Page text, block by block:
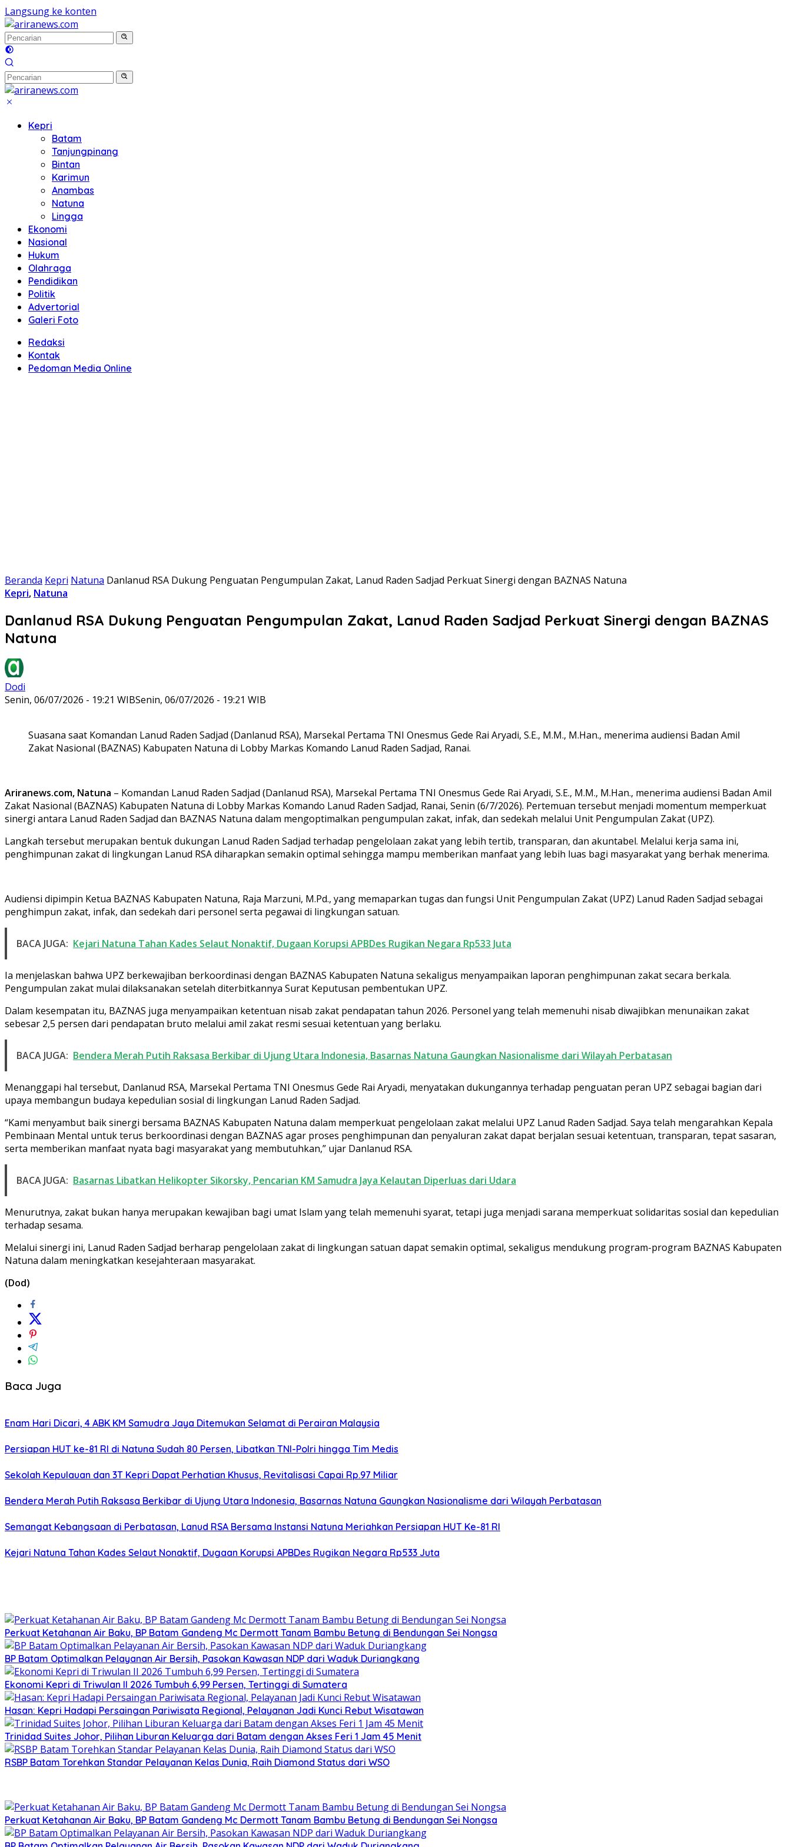
Langsung ke konten
Kepri
Batam
Tanjungpinang
Bintan
Karimun
Anambas
Natuna
Lingga
Ekonomi
Nasional
Hukum
Olahraga
Pendidikan
Politik
Advertorial
Galeri Foto
Redaksi
Kontak
Pedoman Media Online
Beranda Kepri Natuna Danlanud RSA Dukung Penguatan Pengumpulan Zakat, Lanud Raden Sadjad Perkuat Sinergi dengan BAZNAS Natuna
Kepri, Natuna
Danlanud RSA Dukung Penguatan Pengumpulan Zakat, Lanud Raden Sadjad Perkuat Sinergi dengan BAZNAS
Natuna
Dodi
Senin, 06/07/2026 - 19:21 WIBSenin, 06/07/2026 - 19:21 WIB
Suasana saat Komandan Lanud Raden Sadjad (Danlanud RSA), Marsekal Pertama TNI Onesmus Gede Rai Aryadi, S.E., M.M., M.Han., menerima audiensi Badan Amil
Zakat Nasional (BAZNAS) Kabupaten Natuna di Lobby Markas Komando Lanud Raden Sadjad, Ranai.
Ariranews.com, Natuna – Komandan Lanud Raden Sadjad (Danlanud RSA), Marsekal Pertama TNI Onesmus Gede Rai Aryadi, S.E., M.M., M.Han., menerima audiensi Badan Amil
Zakat Nasional (BAZNAS) Kabupaten Natuna di Lobby Markas Komando Lanud Raden Sadjad, Ranai, Senin (6/7/2026). Pertemuan tersebut menjadi momentum memperkuat
sinergi antara Lanud Raden Sadjad dan BAZNAS Natuna dalam mengoptimalkan pengumpulan zakat, infak, dan sedekah melalui Unit Pengumpulan Zakat (UPZ).
Langkah tersebut merupakan bentuk dukungan Lanud Raden Sadjad terhadap pengelolaan zakat yang lebih tertib, transparan, dan akuntabel. Melalui kerja sama ini,
penghimpunan zakat di lingkungan Lanud RSA diharapkan semakin optimal sehingga mampu memberikan manfaat yang lebih luas bagi masyarakat yang berhak menerima.
Audiensi dipimpin Ketua BAZNAS Kabupaten Natuna, Raja Marzuni, M.Pd., yang memaparkan tugas dan fungsi Unit Pengumpulan Zakat (UPZ) Lanud Raden Sadjad sebagai
penghimpun zakat, infak, dan sedekah dari personel serta pegawai di lingkungan satuan.
BACA JUGA: Kejari Natuna Tahan Kades Selaut Nonaktif, Dugaan Korupsi APBDes Rugikan Negara Rp533 Juta
Ia menjelaskan bahwa UPZ berkewajiban berkoordinasi dengan BAZNAS Kabupaten Natuna sekaligus menyampaikan laporan penghimpunan zakat secara berkala.
Pengumpulan zakat mulai dilaksanakan setelah diterbitkannya Surat Keputusan pembentukan UPZ.
Dalam kesempatan itu, BAZNAS juga menyampaikan ketentuan nisab zakat pendapatan tahun 2026. Personel yang telah memenuhi nisab diwajibkan menunaikan zakat
sebesar 2,5 persen dari pendapatan bruto melalui amil zakat resmi sesuai ketentuan yang berlaku.
BACA JUGA: Bendera Merah Putih Raksasa Berkibar di Ujung Utara Indonesia, Basarnas Natuna Gaungkan Nasionalisme dari Wilayah Perbatasan
Menanggapi hal tersebut, Danlanud RSA, Marsekal Pertama TNI Onesmus Gede Rai Aryadi, menyatakan dukungannya terhadap penguatan peran UPZ sebagai bagian dari
upaya membangun budaya kepedulian sosial di lingkungan Lanud Raden Sadjad.
“Kami menyambut baik sinergi bersama BAZNAS Kabupaten Natuna dalam memperkuat pengelolaan zakat melalui UPZ Lanud Raden Sadjad. Saya telah mengarahkan Kepala
Pembinaan Mental untuk terus berkoordinasi dengan BAZNAS agar proses penghimpunan dan penyaluran zakat dapat berjalan sesuai ketentuan, transparan, tepat sasaran,
serta memberikan manfaat nyata bagi masyarakat yang membutuhkan,” ujar Danlanud RSA.
BACA JUGA: Basarnas Libatkan Helikopter Sikorsky, Pencarian KM Samudra Jaya Kelautan Diperluas dari Udara
Menurutnya, zakat bukan hanya merupakan kewajiban bagi umat Islam yang telah memenuhi syarat, tetapi juga menjadi sarana memperkuat solidaritas sosial dan kepedulian
terhadap sesama.
Melalui sinergi ini, Lanud Raden Sadjad berharap pengelolaan zakat di lingkungan satuan dapat semakin optimal, sekaligus mendukung program-program BAZNAS Kabupaten
Natuna dalam meningkatkan kesejahteraan masyarakat.
(Dod)
Baca Juga
Enam Hari Dicari, 4 ABK KM Samudra Jaya Ditemukan Selamat di Perairan Malaysia
Persiapan HUT ke-81 RI di Natuna Sudah 80 Persen, Libatkan TNI-Polri hingga Tim Medis
Sekolah Kepulauan dan 3T Kepri Dapat Perhatian Khusus, Revitalisasi Capai Rp.97 Miliar
Bendera Merah Putih Raksasa Berkibar di Ujung Utara Indonesia, Basarnas Natuna Gaungkan Nasionalisme dari Wilayah Perbatasan
Semangat Kebangsaan di Perbatasan, Lanud RSA Bersama Instansi Natuna Meriahkan Persiapan HUT Ke-81 RI
Kejari Natuna Tahan Kades Selaut Nonaktif, Dugaan Korupsi APBDes Rugikan Negara Rp533 Juta
Perkuat Ketahanan Air Baku, BP Batam Gandeng Mc Dermott Tanam Bambu Betung di Bendungan Sei Nongsa
BP Batam Optimalkan Pelayanan Air Bersih, Pasokan Kawasan NDP dari Waduk Duriangkang
Ekonomi Kepri di Triwulan II 2026 Tumbuh 6,99 Persen, Tertinggi di Sumatera
Hasan: Kepri Hadapi Persaingan Pariwisata Regional, Pelayanan Jadi Kunci Rebut Wisatawan
Trinidad Suites Johor, Pilihan Liburan Keluarga dari Batam dengan Akses Feri 1 Jam 45 Menit
RSBP Batam Torehkan Standar Pelayanan Kelas Dunia, Raih Diamond Status dari WSO
Perkuat Ketahanan Air Baku, BP Batam Gandeng Mc Dermott Tanam Bambu Betung di Bendungan Sei Nongsa